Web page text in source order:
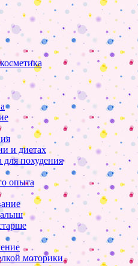
и диетах
для похудения
опыта
моторики